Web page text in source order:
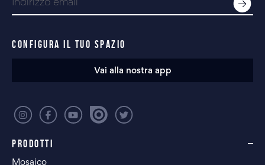
PRODOTTI
Mosaico
CONFIGURA IL TUO SPAZIO
Vai alla nostra app